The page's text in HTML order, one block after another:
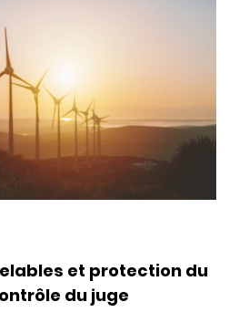
et protection du
du juge